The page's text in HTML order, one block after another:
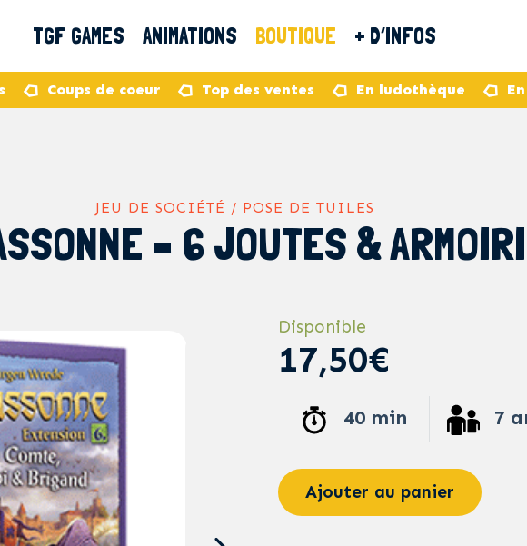
TGF GAMES ANIMATIONS BOUTIQUE + D’INFOS
Coups de coeur Top des ventes En ludothèque
JEU DE SOCIÉTÉ / POSE DE TUILES
– 6 JOUTES &
Disponible
17,50€
40 min 7
Ajouter au panier